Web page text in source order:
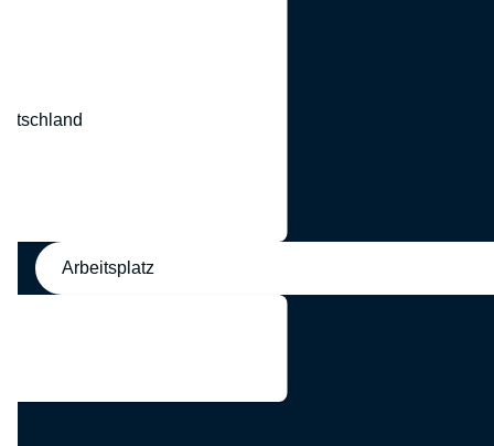
Arbeitsplatz